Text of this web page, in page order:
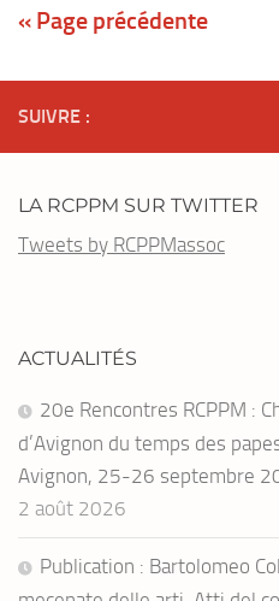
« Page précédente
SUIVRE :
LA RCPPM SUR TWITTER
Tweets by RCPPMassoc
ACTUALITÉS
20e Rencontres RCPPM :
d’Avignon du temps des
Avignon, 25-26 septembre
2 août 2026
Publication : Bartolomeo